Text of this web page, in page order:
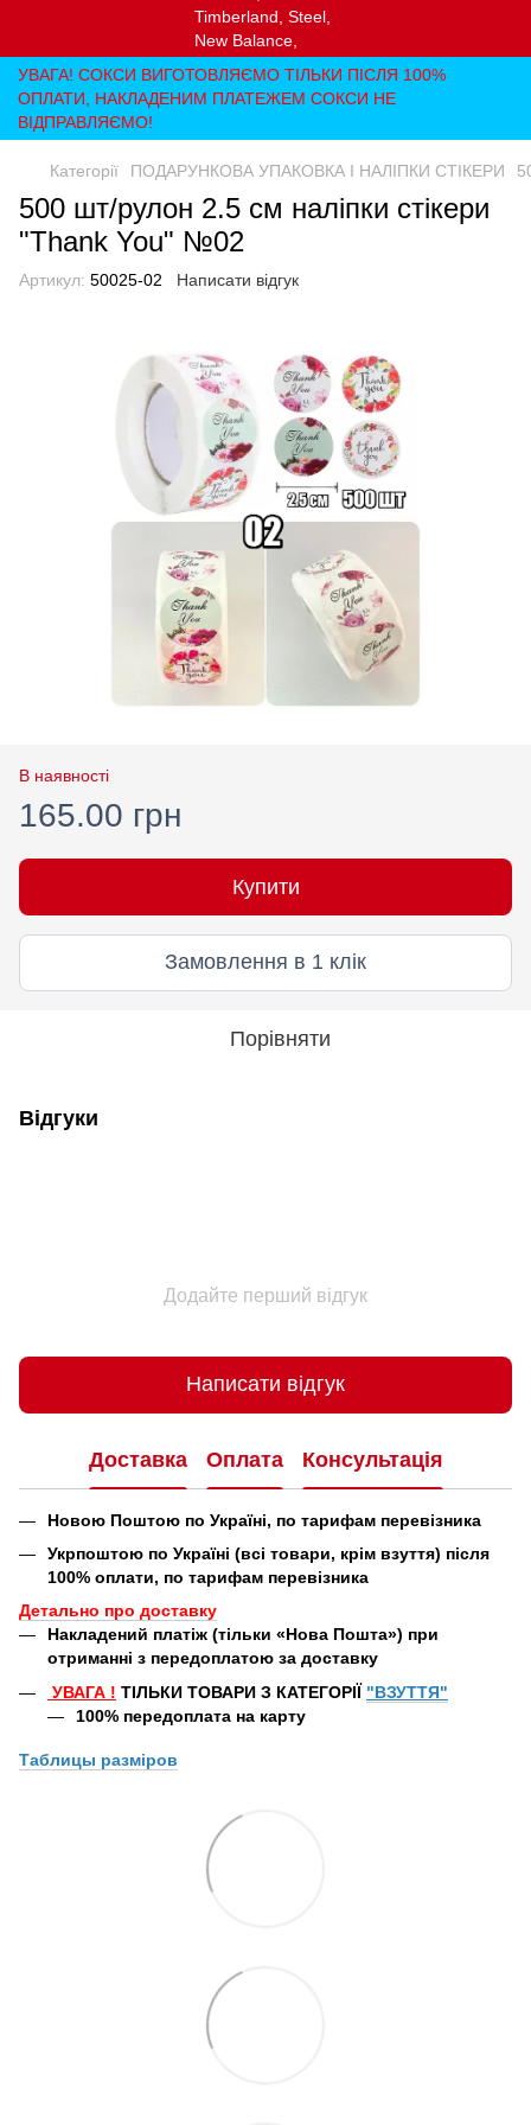
УВАГА! СОКСИ ВИГОТОВЛЯЄМО ТІЛЬКИ ПІСЛЯ 100%
ОПЛАТИ, НАКЛАДЕНИМ ПЛАТЕЖЕМ СОКСИ НЕ
ВІДПРАВЛЯЄМО!
Категорії ПОДАРУНКОВА УПАКОВКА І НАЛІПКИ СТІКЕРИ
500 шт/рулон 2.5 см наліпки стікери
"Thank You" №02
Артикул: 50025-02 Написати відгук
В наявності
165.00 грн
Купити
Замовлення в 1 клік
Порівняти
Відгуки
Додайте перший відгук
Написати відгук
Доставка Оплата Консультація
Новою Поштою по Україні, по тарифам перевізника
Укрпоштою по Україні (всі товари, крім взуття) після
100% оплати, по тарифам перевізника
Детально про доставку
Накладений платіж (тільки «Нова Пошта») при
отриманні з передоплатою за доставку
УВАГА ! ТІЛЬКИ ТОВАРИ З КАТЕГОРІЇ "ВЗУТТЯ"
100% передоплата на карту
Таблицы разміров